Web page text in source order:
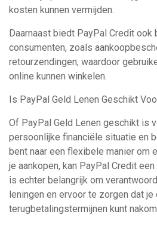
kosten kunnen vermijden.
Daarnaast biedt PayPal Credit ook
consumenten, zoals
retourzendingen, waardoor
online kunnen winkelen.
Is PayPal Geld Lenen Geschikt
Of PayPal Geld Lenen geschikt is
persoonlijke financiële situatie en
bent naar een flexibele manier om
je aankopen, kan PayPal Credit
is echter belangrijk om
leningen en ervoor te zorgen dat je
terugbetalingstermijnen kunt